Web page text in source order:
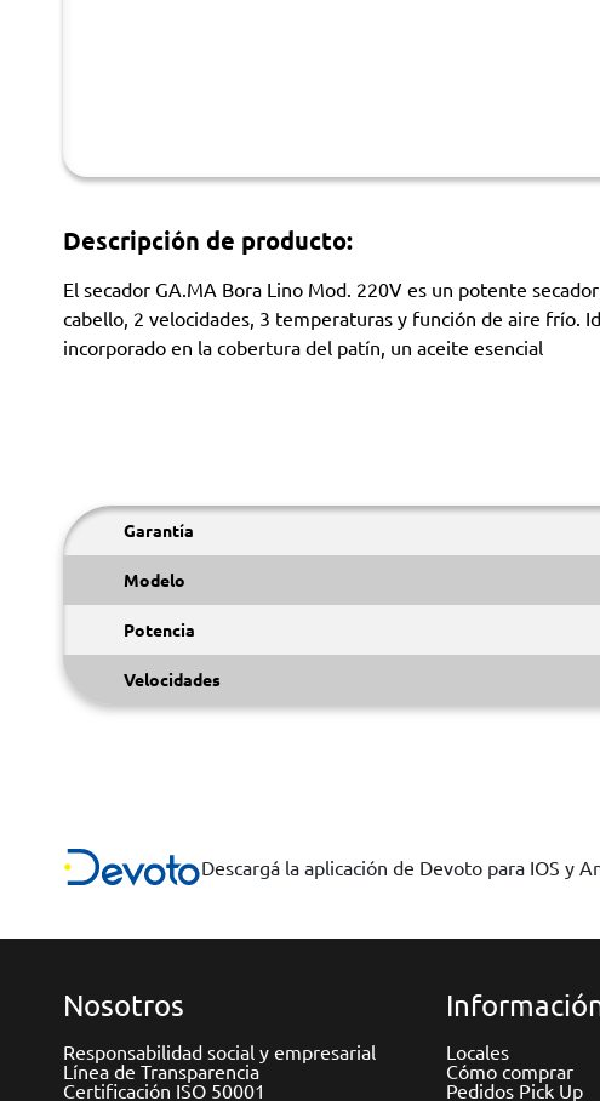
Descripción de producto:
El secador GA.MA Bora Lino Mod. 220V es un potente
cabello, 2 velocidades, 3 temperaturas y función de aire frío.
incorporado en la cobertura del patín, un aceite esencial
Garantía
Modelo
Potencia
Velocidades
Descargá la aplicación de Devoto para IOS y
Nosotros
Responsabilidad social y empresarial
Línea de Transparencia
Certificación ISO 50001
Locales
Cómo comprar
Pedidos Pick Up